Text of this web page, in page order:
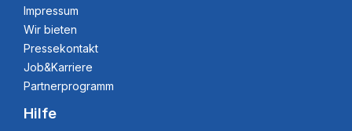
Impressum
Wir bieten
Pressekontakt
Job&Karriere
Partnerprogramm
Hilfe